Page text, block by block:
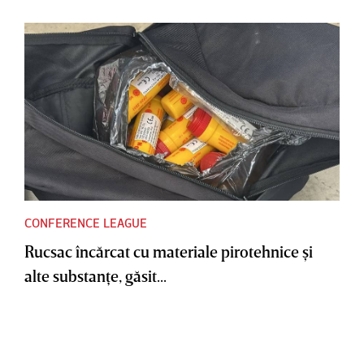
CONFERENCE LEAGUE
Rucsac încărcat cu materiale pirotehnice şi
alte substanţe, găsit...